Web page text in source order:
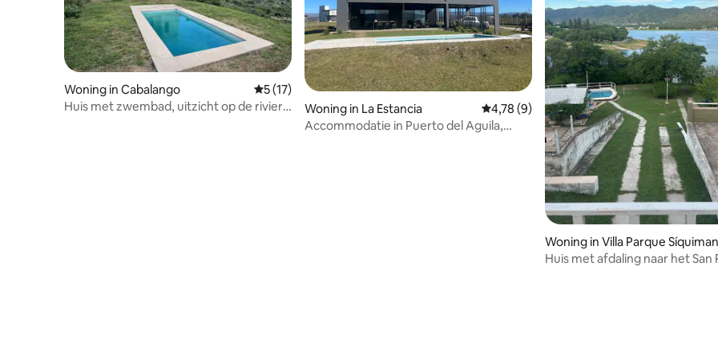
Woning in Cabalango Gemiddelde beoordeling van 5 uit 5, 17 recensies
5 (17)
Huis met zwembad, uitzicht op de rivier
Woning in La Estancia Gemiddelde beoordeling van 4,78 uit 5, 9
4,78 (9)
Accommodatie in Puerto del Aguila,
Woning in Villa Parque Síquiman
Huis met afdaling naar het San